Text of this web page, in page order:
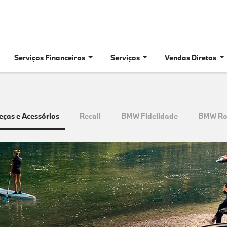
Serviços Financeiros Serviços Vendas Diretas
e Acessórios Recall BMW Fidelidade BMW